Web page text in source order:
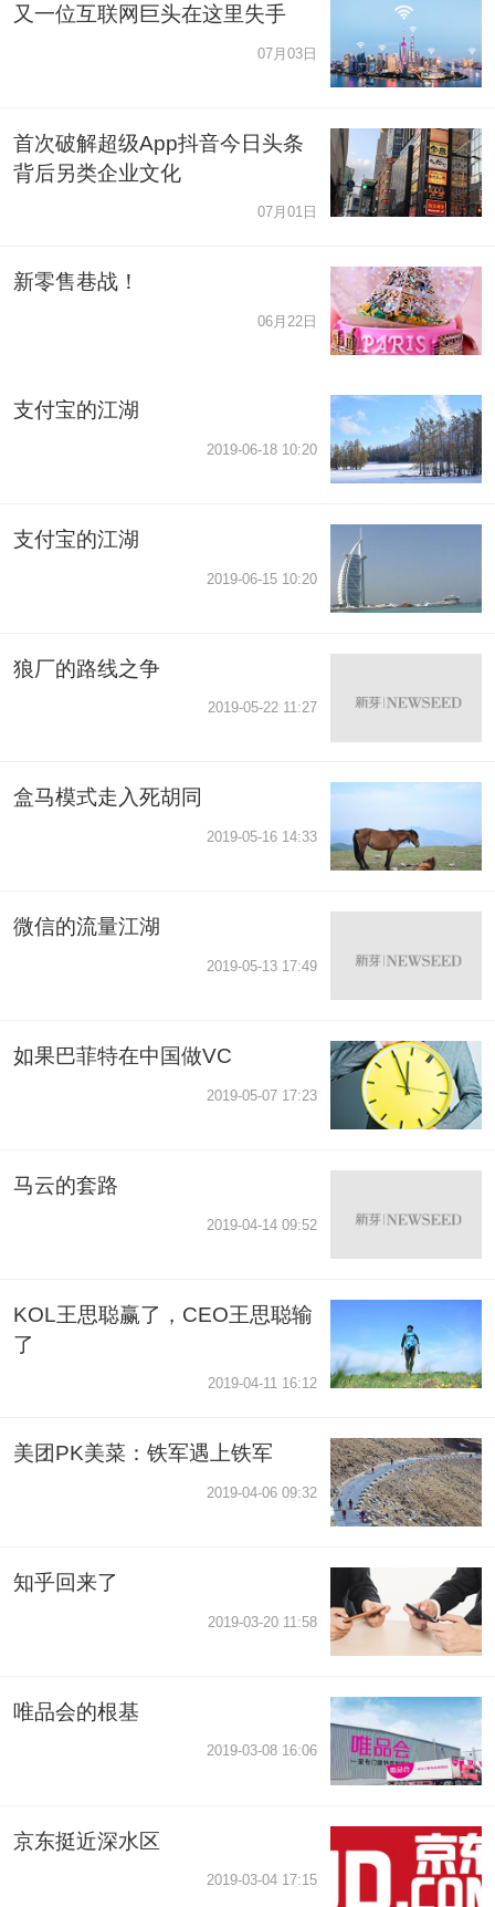
又一位互联网巨头在这里失手
07月03日
首次破解超级App抖音今日头条
背后另类企业文化
07月01日
新零售巷战！
06月22日
支付宝的江湖
2019-06-18 10:20
支付宝的江湖
2019-06-15 10:20
狼厂的路线之争
2019-05-22 11:27
盒马模式走入死胡同
2019-05-16 14:33
微信的流量江湖
2019-05-13 17:49
如果巴菲特在中国做VC
2019-05-07 17:23
马云的套路
2019-04-14 09:52
KOL王思聪赢了，CEO王思聪输
了
2019-04-11 16:12
美团PK美菜：铁军遇上铁军
2019-04-06 09:32
知乎回来了
2019-03-20 11:58
唯品会的根基
2019-03-08 16:06
京东挺近深水区
2019-03-04 17:15